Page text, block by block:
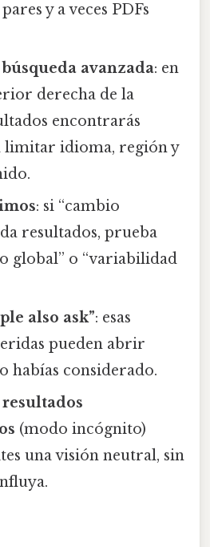
y a veces PDFs
avanzada: en
derecha de la
encontrarás
limitar idioma, región y
: si “cambio
resultados, prueba
global” o “variabilidad
also ask”: esas
pueden abrir
habías considerado.
(modo incógnito)
una visión neutral, sin